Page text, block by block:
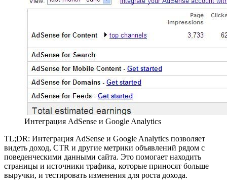
Интеграция AdSense и Google Analytics
TL;DR: Интеграция AdSense и Google Analytics позволяет
видеть доход, CTR и другие метрики объявлений рядом с
поведенческими данными сайта. Это помогает находить
страницы и источники трафика, которые приносят больше
выручки, и тестировать изменения для роста дохода.